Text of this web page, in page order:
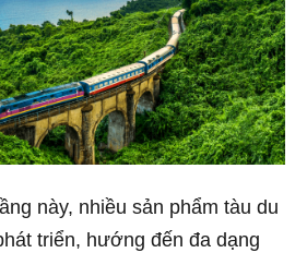
này, nhiều sản phẩm tàu du
triển, hướng đến đa dạng